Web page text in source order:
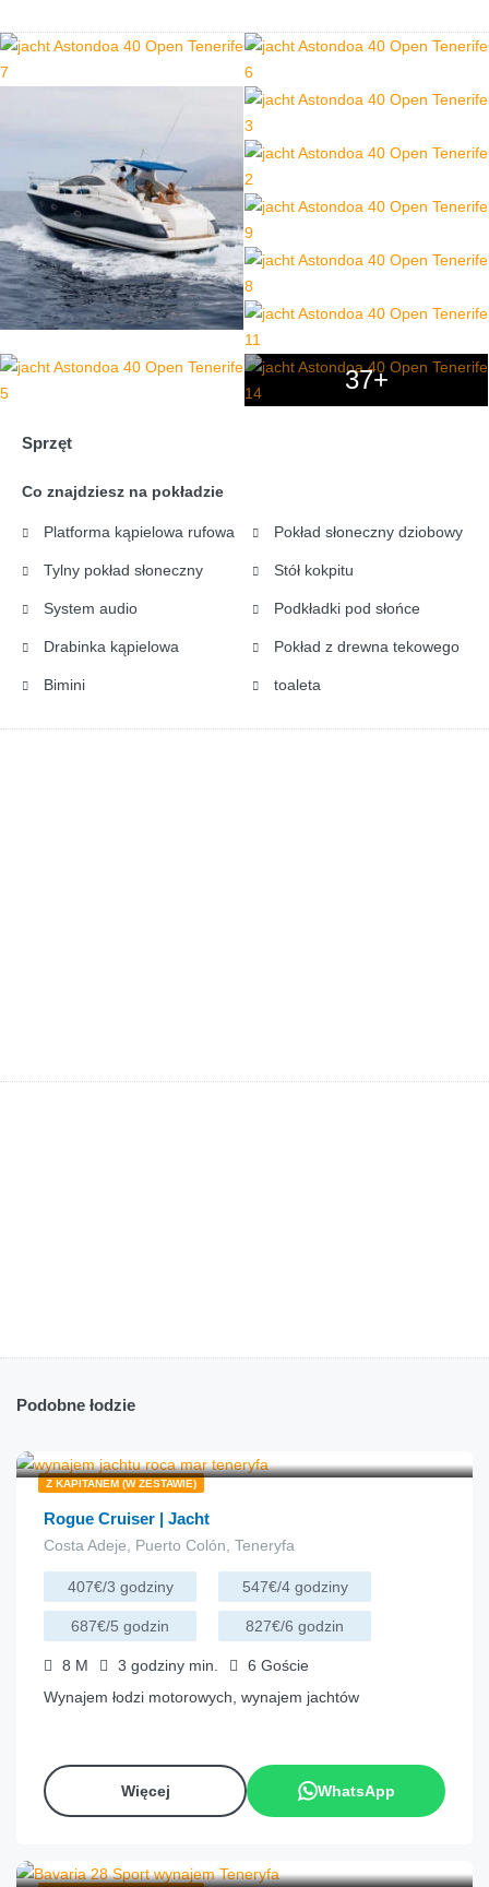
37+
Sprzęt
Co znajdziesz na pokładzie
Platforma kąpielowa rufowa
Tylny pokład słoneczny
System audio
Drabinka kąpielowa
Bimini
Pokład słoneczny dziobowy
Stół kokpitu
Podkładki pod słońce
Pokład z drewna tekowego
toaleta
Podobne łodzie
Z KAPITANEM (W ZESTAWIE)
Rogue Cruiser | Jacht
Costa Adeje, Puerto Colón, Teneryfa
407€/3 godziny 547€/4 godziny
687€/5 godzin 827€/6 godzin
8 M 3 godziny min. 6 Goście
Wynajem łodzi motorowych, wynajem jachtów
Więcej WhatsApp